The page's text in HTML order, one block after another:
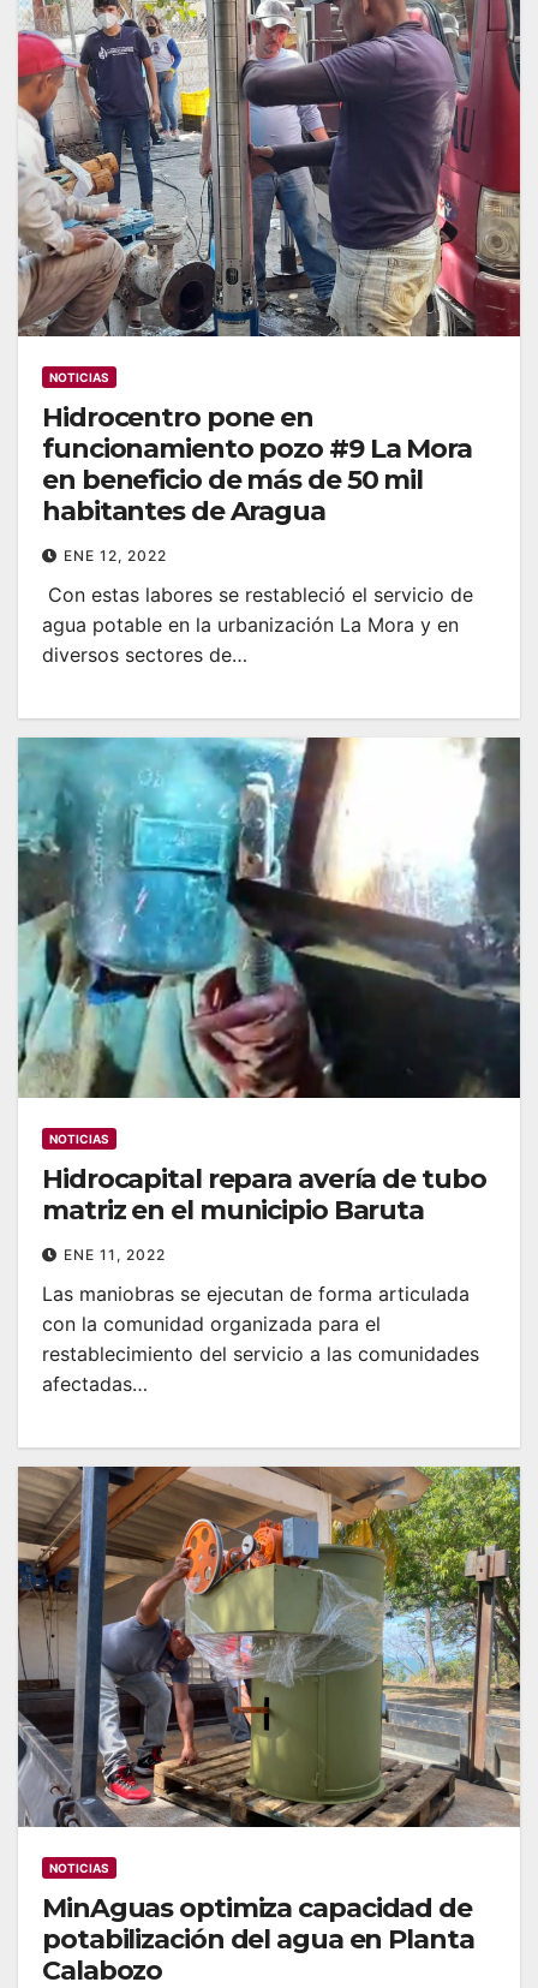
NOTICIAS
Hidrocentro pone en
funcionamiento pozo #9 La Mora
en beneficio de más de 50 mil
habitantes de Aragua
ENE 12, 2022
Con estas labores se restableció el servicio de
agua potable en la urbanización La Mora y en
diversos sectores de…
NOTICIAS
Hidrocapital repara avería de tubo
matriz en el municipio Baruta
ENE 11, 2022
Las maniobras se ejecutan de forma articulada
con la comunidad organizada para el
restablecimiento del servicio a las comunidades
afectadas…
NOTICIAS
MinAguas optimiza capacidad de
potabilización del agua en Planta
Calabozo